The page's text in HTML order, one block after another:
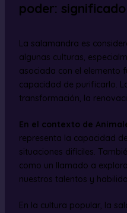
poder:
La salamandra es
algunas culturas,
asociada con el elemento
capacidad de purificarlo.
transformación, la
En el contexto de
representa la capacidad
situaciones difíciles.
como un llamado a
nuestros talentos y
En la cultura popular, la